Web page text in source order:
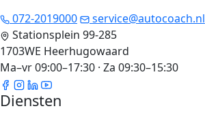
072-2019000
service@autocoach.nl
Stationsplein 99-285
1703WE Heerhugowaard
Ma–vr 09:00–17:30 · Za 09:30–15:30
Diensten